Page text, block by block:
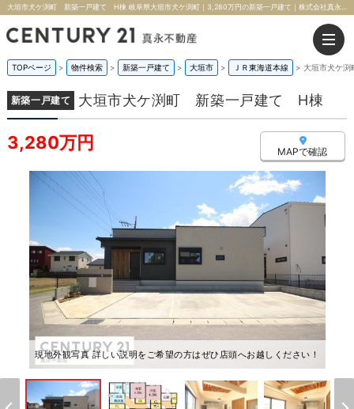
TOPページ > 物件検索 > 新築一戸建て > 大垣市 > ＪＲ東海道本線 > 大垣市犬ケ
新築一戸建て 大垣市犬ケ渕町 新築一戸建て H棟
3,280万円 MAPで確認
現地外観写真 詳しい説明をご希望の方はぜひ店頭へお越しください！